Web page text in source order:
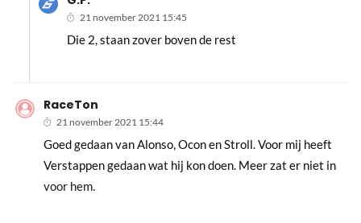
21 november 2021 15:45
Die 2, staan zover boven de rest
RaceTon
21 november 2021 15:44
Goed gedaan van Alonso, Ocon en Stroll. Voor mij heeft
Verstappen gedaan wat hij kon doen. Meer zat er niet in
voor hem.